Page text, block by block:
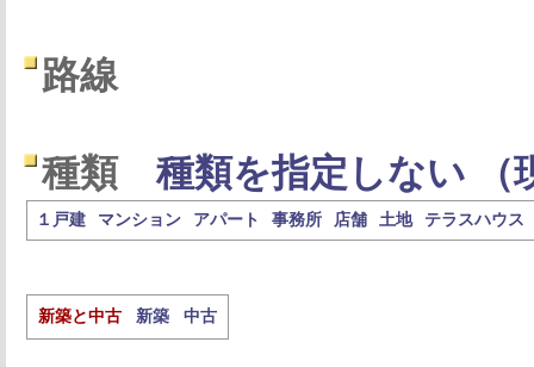
路線
種類 種類を指定しない （
１戸建 マンション アパート 事務所 店舗 土地 テラスハウス
新築と中古 新築 中古